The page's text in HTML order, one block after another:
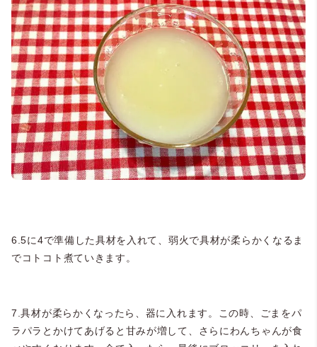
6.5に4で準備した具材を入れて、弱火で具材が柔らかくなるま
でコトコト煮ていきます。
7.具材が柔らかくなったら、器に入れます。この時、ごまをパ
ラパラとかけてあげると甘みが増して、さらにわんちゃんが食